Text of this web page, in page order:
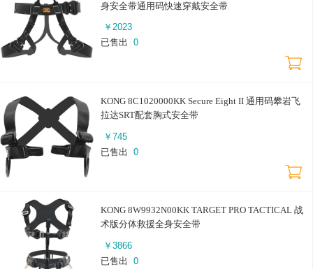
身安全带通用码快速穿戴安全带
￥ 2023
已售出
0
KONG 8C1020000KK Secure Eight II 通用码攀岩飞
拉达SRT配套胸式安全带
￥ 745
已售出
0
KONG 8W9932N00KK TARGET PRO TACTICAL 战
术版分体救援全身安全带
￥ 3866
已售出
0